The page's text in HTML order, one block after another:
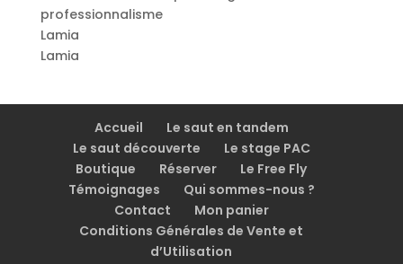
professionnalisme
Lamia
Lamia
Accueil
Le saut en tandem
Le saut découverte
Le stage PAC
Boutique
Réserver
Le Free Fly
Témoignages
Qui sommes-nous ?
Contact
Mon panier
Conditions Générales de Vente et
d’Utilisation